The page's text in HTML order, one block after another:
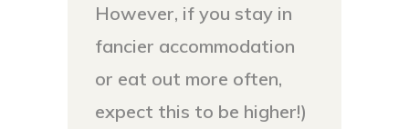
However, if you stay in
fancier accommodation
or eat out more often,
expect this to be higher!)